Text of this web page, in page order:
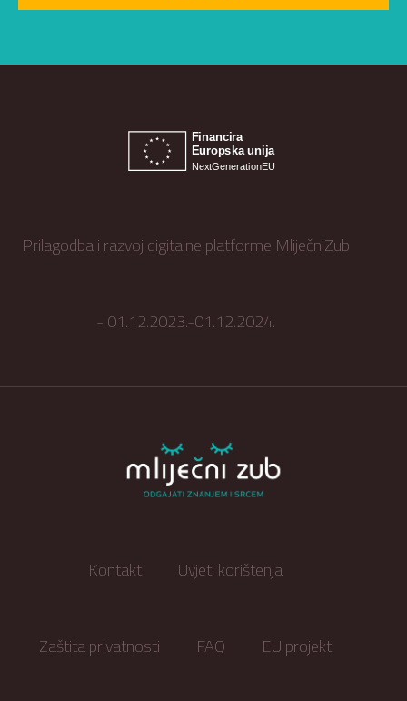
Prilagodba i razvoj digitalne platforme MliječniZub
- 01.12.2023.-01.12.2024.
Kontakt Uvjeti korištenja
Zaštita privatnosti FAQ EU projekt